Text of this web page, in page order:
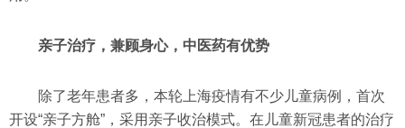
亲子治疗，兼顾身心，中医药有优势
除了老年患者多，本轮上海疫情有不少儿童病例，首次
开设“亲子方舱”，采用亲子收治模式。在儿童新冠患者的治疗